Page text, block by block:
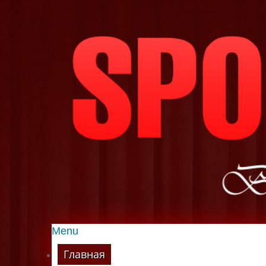
Menu
Главная